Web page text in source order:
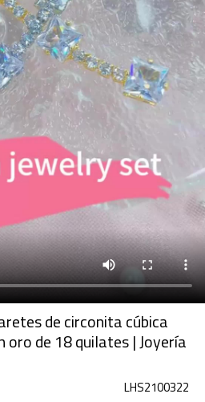
de circonita cúbica
oro de 18 quilates | Joyería
LHS2100322